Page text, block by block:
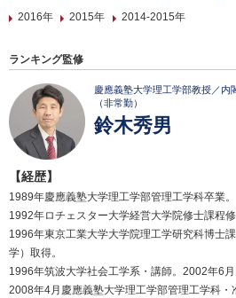
2016年
2015年 2014-2015年
ランキング監修
慶應義塾大学理工学部教授／内
（非常勤）
鈴木秀男
【経歴】
1989年慶應義塾大学理工学部管理工学科卒業。
1992年ロチェスター大学経営大学院修士課程修
1996年東京工業大学大学院理工学研究科博士
学）取得。
1996年筑波大学社会工学系・講師。2002年6月
2008年4月慶應義塾大学理工学部管理工学科